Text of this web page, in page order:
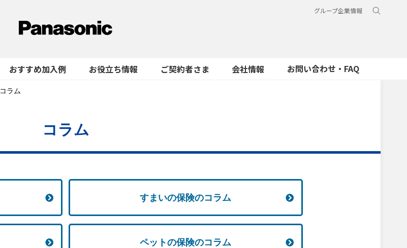
グループ企業情報
おすすめ加入例 お役立ち情報 ご契約者さま 会社情報 お問い合わせ・FAQ
コラム
コラム
すまいの保険のコラム
ペットの保険のコラム